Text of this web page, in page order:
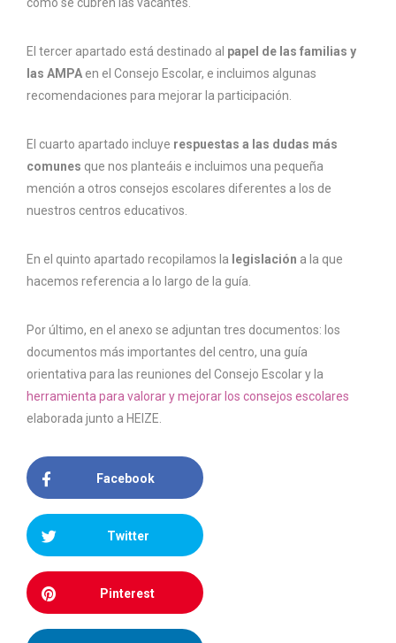
cómo se cubren las vacantes.
El tercer apartado está destinado al papel de las familias y
las AMPA en el Consejo Escolar, e incluimos algunas
recomendaciones para mejorar la participación.
El cuarto apartado incluye respuestas a las dudas más
comunes que nos planteáis e incluimos una pequeña
mención a otros consejos escolares diferentes a los de
nuestros centros educativos.
En el quinto apartado recopilamos la legislación a la que
hacemos referencia a lo largo de la guía.
Por último, en el anexo se adjuntan tres documentos: los
documentos más importantes del centro, una guía
orientativa para las reuniones del Consejo Escolar y la
herramienta para valorar y mejorar los consejos escolares
elaborada junto a HEIZE.
Facebook
Twitter
Pinterest